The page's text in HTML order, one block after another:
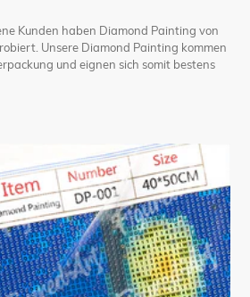
Kunden haben Diamond Painting von
Unsere Diamond Painting kommen
und eignen sich somit bestens